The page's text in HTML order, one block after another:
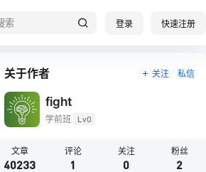
登录 快速注册
关于作者 关注 私信
fight
学前班 Lv0
文章
40233
评论
1
关注
0
粉丝
2